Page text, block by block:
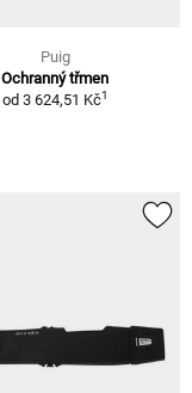
Puig
Ochranný třmen
od 3 624,51 Kč1